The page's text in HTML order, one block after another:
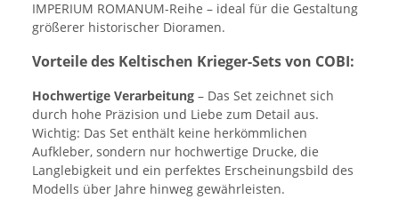
IMPERIUM ROMANUM-Reihe – ideal für die Gestaltung
größerer historischer Dioramen.
Vorteile des Keltischen Krieger-Sets von COBI:
Hochwertige Verarbeitung – Das Set zeichnet sich
durch hohe Präzision und Liebe zum Detail aus.
Wichtig: Das Set enthält keine herkömmlichen
Aufkleber, sondern nur hochwertige Drucke, die
Langlebigkeit und ein perfektes Erscheinungsbild des
Modells über Jahre hinweg gewährleisten.